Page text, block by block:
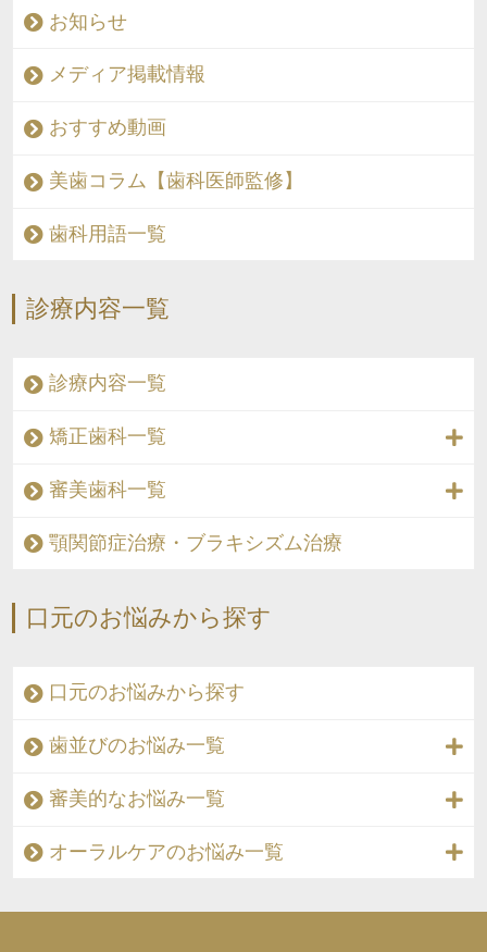
お知らせ
メディア掲載情報
おすすめ動画
美歯コラム【歯科医師監修】
歯科用語一覧
診療内容一覧
診療内容一覧
矯正歯科一覧
審美歯科一覧
顎関節症治療・ブラキシズム治療
口元のお悩みから探す
口元のお悩みから探す
歯並びのお悩み一覧
審美的なお悩み一覧
オーラルケアのお悩み一覧